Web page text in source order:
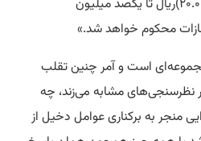
نقدی از بیست میلیون(۲۰.۰۰۰.۰۰۰)ریال تا یکصد میلیون
است و آمر چنین تقلب
نظرسنجی‌های مشابه می‌زند، چه
منجر به برکناری عوامل دخیل از